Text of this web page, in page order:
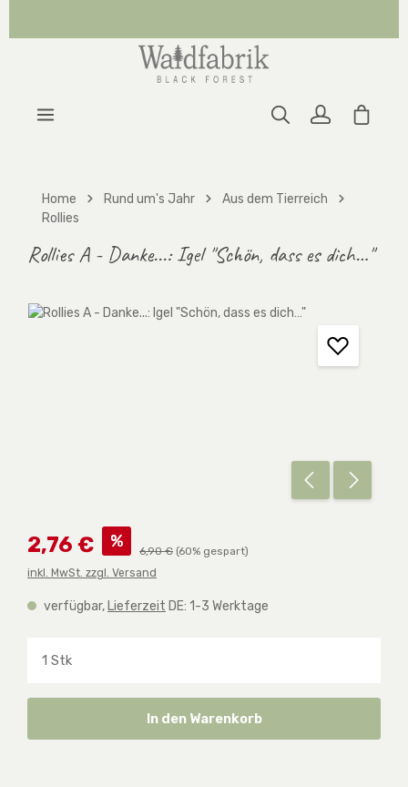
Home Rund um's Jahr
Aus dem Tierreich
Rollies
Rollies A - Danke...: Igel "Schön, dass es dich…"
Bildergalerie überspringen
Verkaufspreis:
2,76 € % Regulärer Preis:
6,90 € (60% gespart)
inkl. MwSt. zzgl. Versand
verfügbar, Lieferzeit DE: 1-3 Werktage
In den Warenkorb